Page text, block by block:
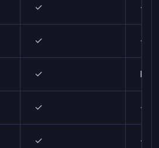
✓ ✓
✓ ✓
✓ N/A
✓ ✓
✓ ✓